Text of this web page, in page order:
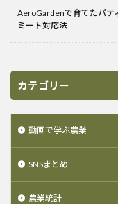
AeroGardenで育てたパテ
ミート対応法
カテゴリー
動画で学ぶ農業
SNSまとめ
農業統計